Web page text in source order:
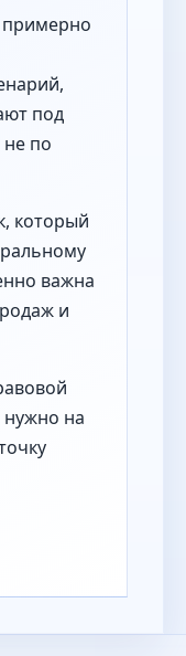
примерно
под
по
который
важна
и
на